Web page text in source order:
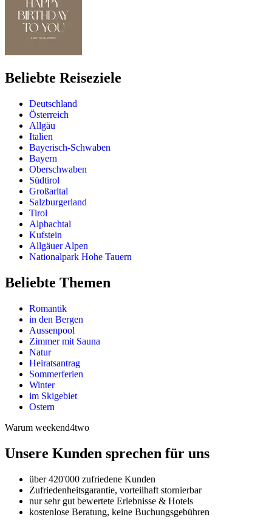
Beliebte Reiseziele
Deutschland
Österreich
Allgäu
Italien
Bayerisch-Schwaben
Bayern
Oberschwaben
Südtirol
Großarltal
Salzburgerland
Tirol
Alpbachtal
Kufstein
Allgäuer Alpen
Nationalpark Hohe Tauern
Beliebte Themen
Romantik
in den Bergen
Aussenpool
Zimmer mit Sauna
Natur
Heiratsantrag
Sommerferien
Winter
im Skigebiet
Ostern
Warum weekend4two
Unsere Kunden sprechen für uns
über 420'000 zufriedene Kunden
Zufriedenheitsgarantie, vorteilhaft stornierbar
nur sehr gut bewertete Erlebnisse & Hotels
kostenlose Beratung, keine Buchungsgebühren